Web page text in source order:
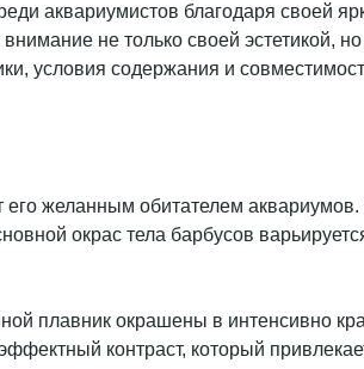
аквариумистов благодаря своей
не только своей эстетикой,
условия содержания и
его желанным обитателем
окрас тела барбусов
плавник окрашены в интенсивно
контраст, который